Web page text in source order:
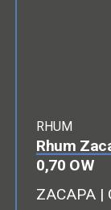
RHUM
Rhum
0,70 OW
ZACAPA |